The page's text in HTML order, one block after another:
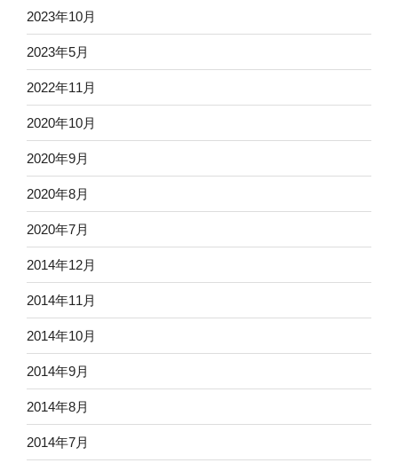
2023年10月
2023年5月
2022年11月
2020年10月
2020年9月
2020年8月
2020年7月
2014年12月
2014年11月
2014年10月
2014年9月
2014年8月
2014年7月